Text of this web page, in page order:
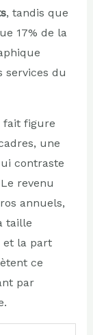
, tandis que
17% de la
services du
fait figure
une
contraste
revenu
annuels,
taille
et la part
ce
par